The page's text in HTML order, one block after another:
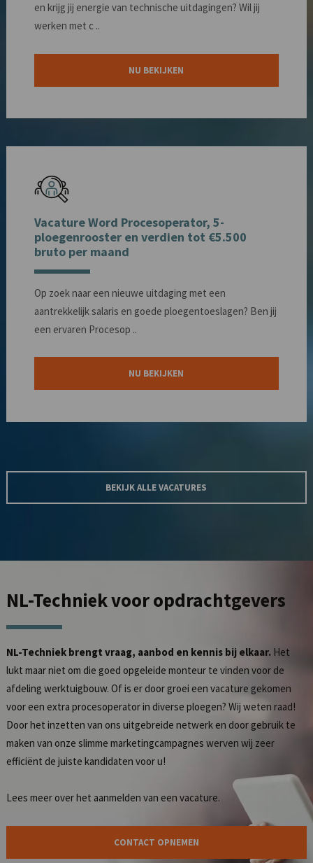
en krijg jij energie van technische uitdagingen? Wil jij
werken met c ..
NU BEKIJKEN
Vacature Word Procesoperator, 5-
ploegenrooster en verdien tot €5.500
bruto per maand
Op zoek naar een nieuwe uitdaging met een
aantrekkelijk salaris en goede ploegentoeslagen? Ben jij
een ervaren Procesop ..
NU BEKIJKEN
BEKIJK ALLE VACATURES
NL-Techniekvoor opdrachtgevers
NL-Techniek brengt vraag, aanbod en kennis bij elkaar. Het
lukt maar niet om die goed opgeleide monteur te vinden voor de
afdeling werktuigbouw. Of is er door groei een vacature gekomen
voor een extra procesoperator in diverse ploegen? Wij weten raad!
Door het inzetten van ons uitgebreide netwerk en door gebruik te
maken van onze slimme marketingcampagnes werven wij zeer
efficiënt de juiste kandidaten voor u!
Lees meer over het aanmelden van een vacature.
CONTACT OPNEMEN